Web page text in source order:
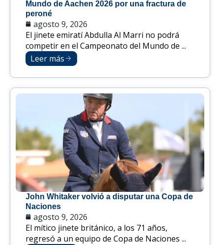
Mundo de Aachen 2026 por una fractura de
peroné
agosto 9, 2026
El jinete emiratí Abdulla Al Marri no podrá
competir en el Campeonato del Mundo de ...
Leer más
John Whitaker volvió a disputar una Copa de
Naciones
agosto 9, 2026
El mítico jinete británico, a los 71 años,
regresó a un equipo de Copa de Naciones ...